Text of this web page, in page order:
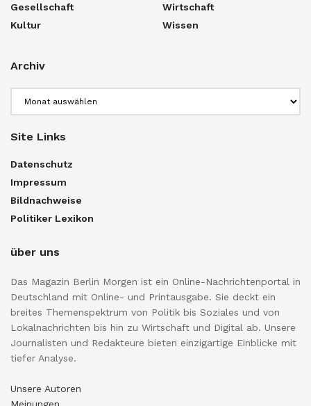
Gesellschaft
Kultur
Wirtschaft
Wissen
Archiv
Site Links
Datenschutz
Impressum
Bildnachweise
Politiker Lexikon
über uns
Das Magazin Berlin Morgen ist ein Online-Nachrichtenportal in
Deutschland mit Online- und Printausgabe. Sie deckt ein
breites Themenspektrum von Politik bis Soziales und von
Lokalnachrichten bis hin zu Wirtschaft und Digital ab. Unsere
Journalisten und Redakteure bieten einzigartige Einblicke mit
tiefer Analyse.
Unsere Autoren